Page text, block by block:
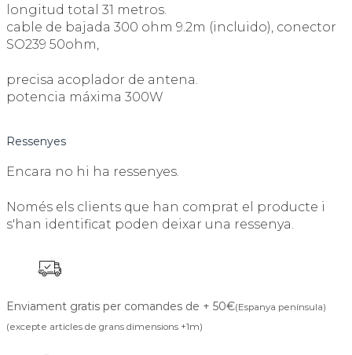
longitud total 31 metros.
cable de bajada 300 ohm 9.2m (incluido), conector
SO239 50ohm,
precisa acoplador de antena.
potencia máxima 300W
Ressenyes
Encara no hi ha ressenyes.
Només els clients que han comprat el producte i
s'han identificat poden deixar una ressenya.
Enviament gratis per comandes de + 50€(Espanya península)
(excepte articles de grans dimensions +1m)